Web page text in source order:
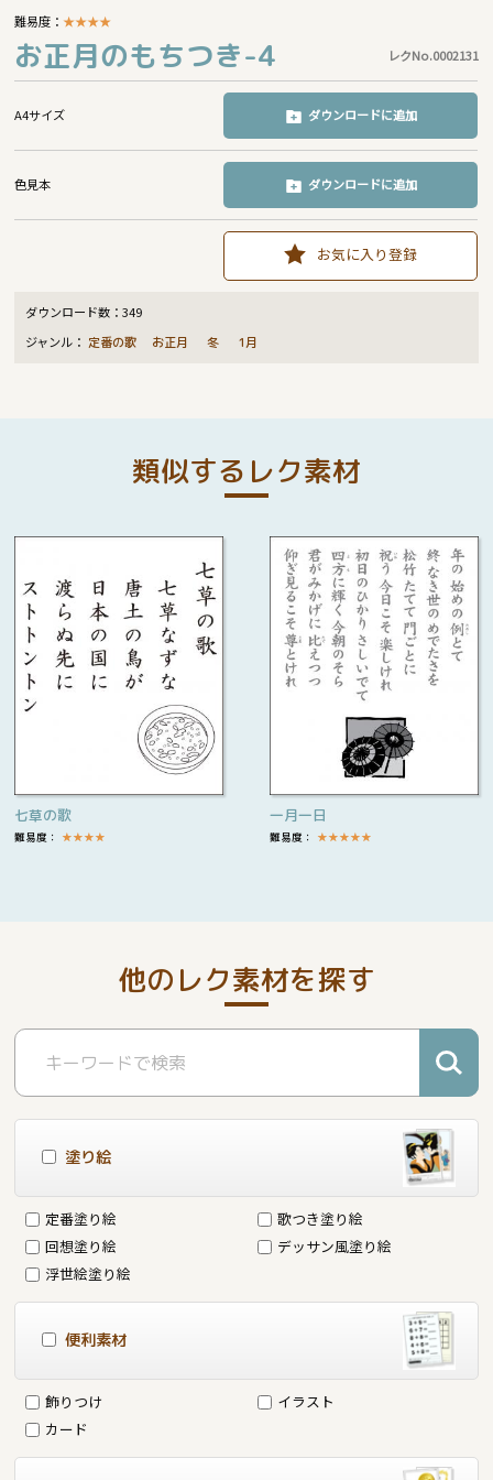
難易度：★★★★
お正月のもちつき-4 レクNo.0002131
A4サイズ ダウンロードに追加
色見本 ダウンロードに追加
お気に入り登録
ダウンロード数：349
ジャンル： 定番の歌 お正月 冬 1月
類似するレク素材
七草の歌
難易度： ★★★★
一月一日
難易度： ★★★★★
他のレク素材を探す
塗り絵
定番塗り絵
歌つき塗り絵
回想塗り絵
デッサン風塗り絵
浮世絵塗り絵
便利素材
飾りつけ
イラスト
カード